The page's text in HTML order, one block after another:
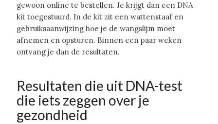
gewoon online te bestellen. Je krijgt dan een DNA
kit toegestuurd. In de kit zit een wattenstaaf en
gebruiksaanwijzing hoe je de wangslijm moet
afnemen en opsturen. Binnen een paar weken
ontvang je dan de resultaten.
Resultaten die uit DNA-test
die iets zeggen over je
gezondheid